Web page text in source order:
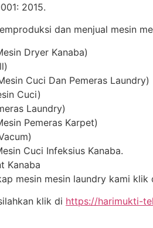
2015.
dan menjual mesin
Dryer Kanaba)
Cuci Dan Pemeras Laundry)
Cuci)
Laundry)
Pemeras Karpet)
Cuci Infeksius Kanaba.
Kanaba
mesin mesin laundry kami klik
klik di https://harimukti-